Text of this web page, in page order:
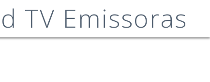
TV Emissoras